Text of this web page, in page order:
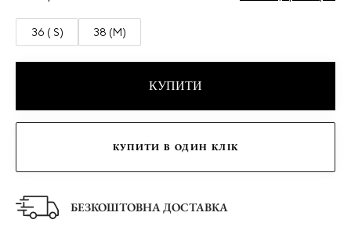
36 ( S) 38 (M)
КУПИТИ
КУПИТИ В ОДИН КЛІК
БЕЗКОШТОВНА ДОСТАВКА